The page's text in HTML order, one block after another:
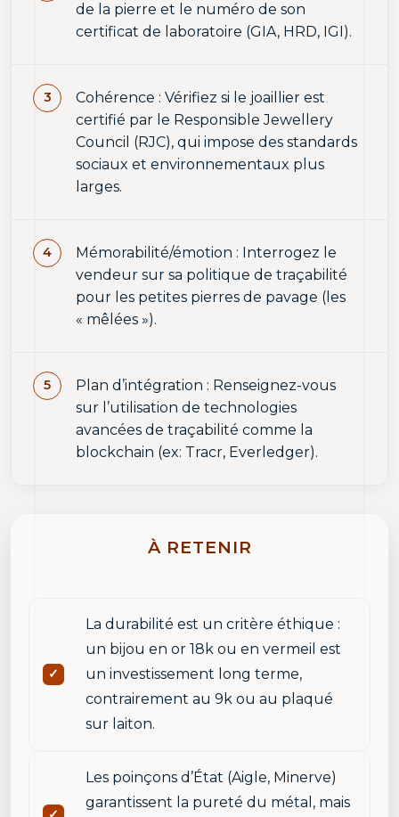
de la pierre et le numéro de son
certificat de laboratoire (GIA, HRD, IGI).
Cohérence : Vérifiez si le joaillier est
certifié par le Responsible Jewellery
Council (RJC), qui impose des standards
sociaux et environnementaux plus
larges.
Mémorabilité/émotion : Interrogez le
vendeur sur sa politique de traçabilité
pour les petites pierres de pavage (les
« mêlées »).
Plan d’intégration : Renseignez-vous
sur l’utilisation de technologies
avancées de traçabilité comme la
blockchain (ex: Tracr, Everledger).
À RETENIR
La durabilité est un critère éthique :
un bijou en or 18k ou en vermeil est
un investissement long terme,
contrairement au 9k ou au plaqué
sur laiton.
Les poinçons d’État (Aigle, Minerve)
garantissent la pureté du métal, mais